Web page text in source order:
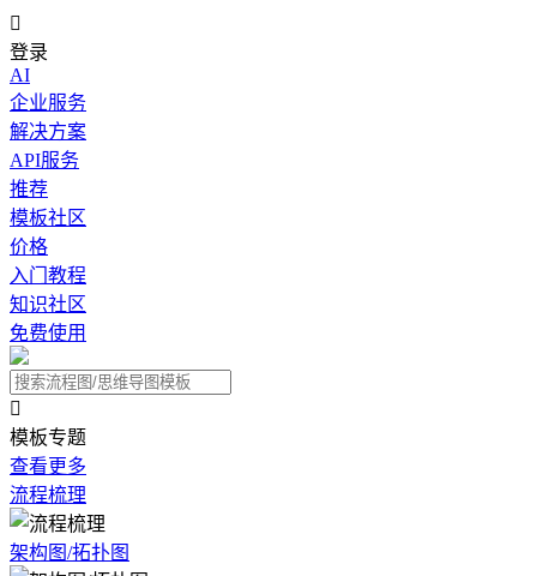

登录
AI
企业服务
解决方案
API服务
推荐
模板社区
价格
入门教程
知识社区
免费使用

模板专题
查看更多
流程梳理
架构图/拓扑图